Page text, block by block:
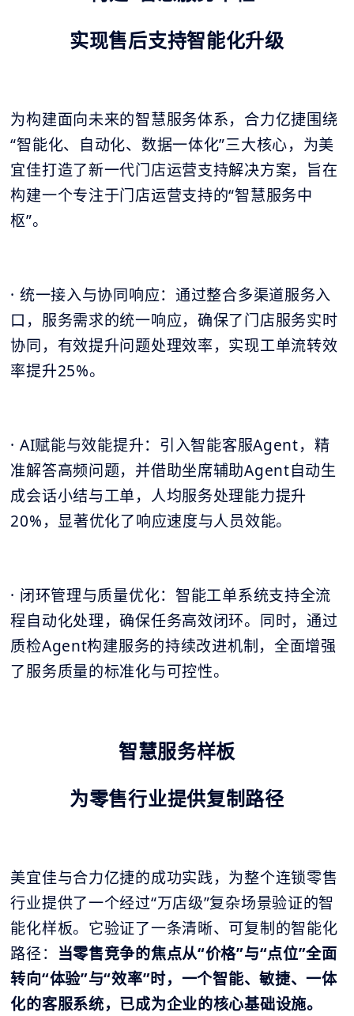
实现售后支持智能化升级
为构建面向未来的智慧服务体系，合力亿捷围绕
“智能化、自动化、数据一体化”三大核心，为美
宜佳打造了新一代门店运营支持解决方案，旨在
构建一个专注于门店运营支持的“智慧服务中
枢”。
· 统一接入与协同响应：通过整合多渠道服务入
口，服务需求的统一响应，确保了门店服务实时
协同，有效提升问题处理效率，实现工单流转效
率提升25%。
· AI赋能与效能提升：引入智能客服Agent，精
准解答高频问题，并借助坐席辅助Agent自动生
成会话小结与工单，人均服务处理能力提升
20%，显著优化了响应速度与人员效能。
· 闭环管理与质量优化：智能工单系统支持全流
程自动化处理，确保任务高效闭环。同时，通过
质检Agent构建服务的持续改进机制，全面增强
了服务质量的标准化与可控性。
智慧服务样板
为零售行业提供复制路径
美宜佳与合力亿捷的成功实践，为整个连锁零售
行业提供了一个经过“万店级”复杂场景验证的智
能化样板。它验证了一条清晰、可复制的智能化
路径： 当零售竞争的焦点从“价格”与“点位”全面
转向“体验”与“效率”时，一个智能、敏捷、一体
化的客服系统，已成为企业的核心基础设施。